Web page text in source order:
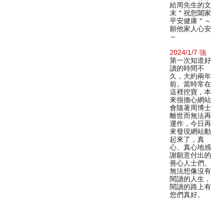
給周先生的文
末＂祝您闔家
平安健康＂～
願他家人心安
～
2024/1/7 強
第一次知道好
讀的時間不
久，大約兩年
前。當時常在
這裡挖寶，本
來很擔心網站
會隨著周博士
離世而無法再
運作，今日再
來發現網站動
起來了，真
心、真心地感
謝願意付出的
善心人士們。
無法想像沒有
閱讀的人生，
閱讀的路上有
您們真好。